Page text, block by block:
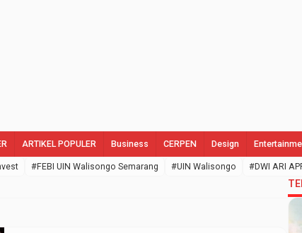
ARTIKEL POPULER Business CERPEN Design
#FEBI UIN Walisongo Semarang #UIN Walisongo #DWI ARI